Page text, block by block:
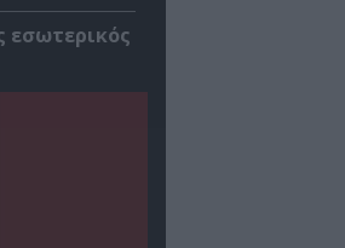
εσωτερικός